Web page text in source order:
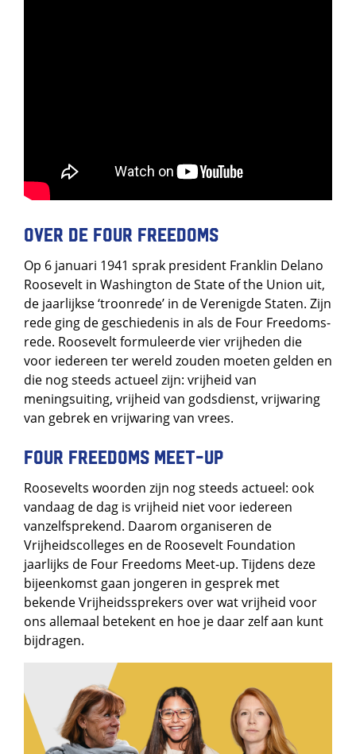
Over de Four Freedoms
Op 6 januari 1941 sprak president Franklin Delano
Roosevelt in Washington de State of the Union uit,
de jaarlijkse ‘troonrede’ in de Verenigde Staten. Zijn
rede ging de geschiedenis in als de Four Freedoms-
rede. Roosevelt formuleerde vier vrijheden die
voor iedereen ter wereld zouden moeten gelden en
die nog steeds actueel zijn: vrijheid van
meningsuiting, vrijheid van godsdienst, vrijwaring
van gebrek en vrijwaring van vrees.
Four Freedoms Meet-up
Roosevelts woorden zijn nog steeds actueel: ook
vandaag de dag is vrijheid niet voor iedereen
vanzelfsprekend. Daarom organiseren de
Vrijheidscolleges en de Roosevelt Foundation
jaarlijks de Four Freedoms Meet-up. Tijdens deze
bijeenkomst gaan jongeren in gesprek met
bekende Vrijheidssprekers over wat vrijheid voor
ons allemaal betekent en hoe je daar zelf aan kunt
bijdragen.